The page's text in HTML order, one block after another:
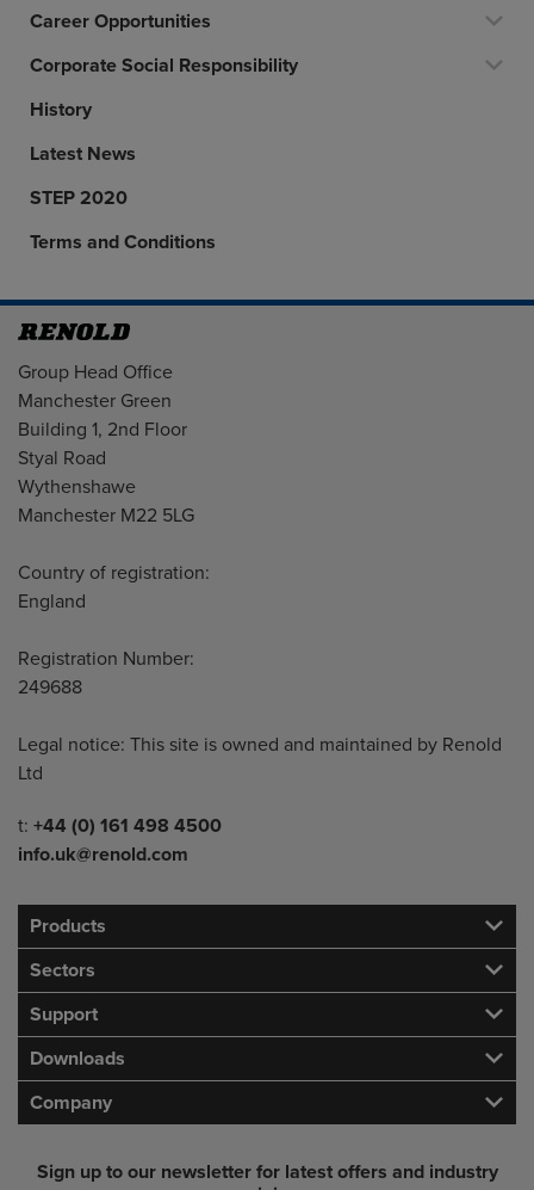
Career Opportunities
Corporate Social Responsibility
History
Latest News
STEP 2020
Terms and Conditions
Address
Group Head Office
Manchester Green
Building 1, 2nd Floor
Styal Road
Wythenshawe
Manchester M22 5LG
Country of registration:
England
Registration Number:
249688
Legal notice: This site is owned and maintained by Renold
Ltd
Telephone/Fax
t: +44 (0) 161 498 4500
info.uk@renold.com
Products
Sectors
Support
Downloads
Company
Sign up to our newsletter for latest offers and industry